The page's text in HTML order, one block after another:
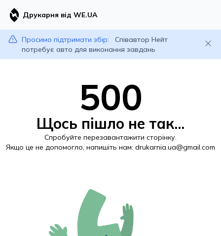
Друкарня від WE.UA
Просимо підтримати збір:
Співавтор Нейт
потребує авто для виконання завдань
500
Щось пішло не так...
Спробуйте перезавантажити сторінку.
Якщо це не допомогло, напишіть нам: drukarnia.ua@gmail.com